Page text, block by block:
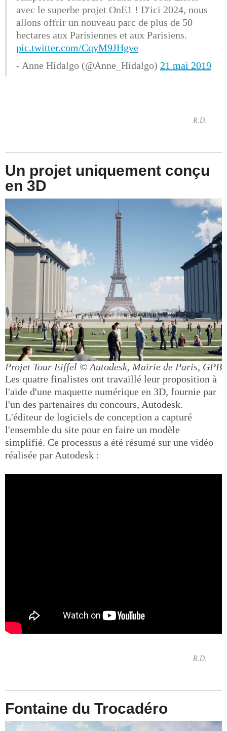
avec le superbe projet OnE1 ! D'ici 2024, nous
allons offrir un nouveau parc de plus de 50
hectares aux Parisiennes et aux Parisiens.
pic.twitter.com/CqyM9JHgve
- Anne Hidalgo (@Anne_Hidalgo) 21 mai 2019
R.D.
Un projet uniquement conçu
en 3D
Projet Tour Eiffel © Autodesk, Mairie de Paris, GPB
Les quatre finalistes ont travaillé leur proposition à
l'aide d'une maquette numérique en 3D, fournie par
l'un des partenaires du concours, Autodesk.
L'éditeur de logiciels de conception a capturé
l'ensemble du site pour en faire un modèle
simplifié. Ce processus a été résumé sur une vidéo
réalisée par Autodesk :
R.D.
Fontaine du Trocadéro